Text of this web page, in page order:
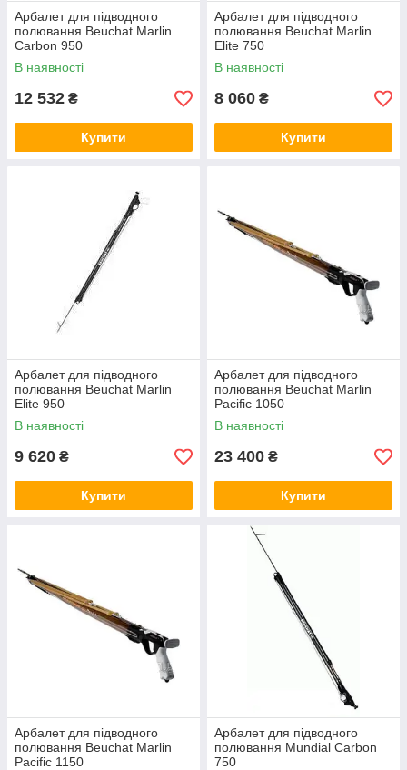
Арбалет для підводного
полювання Beuchat Marlin
Carbon 950
В наявності
12 532 ₴
Купити
Арбалет для підводного
полювання Beuchat Marlin
Elite 750
В наявності
8 060 ₴
Купити
Арбалет для підводного
полювання Beuchat Marlin
Elite 950
В наявності
9 620 ₴
Купити
Арбалет для підводного
полювання Beuchat Marlin
Pacific 1050
В наявності
23 400 ₴
Купити
Арбалет для підводного
полювання Beuchat Marlin
Pacific 1150
Арбалет для підводного
полювання Mundial Carbon
750